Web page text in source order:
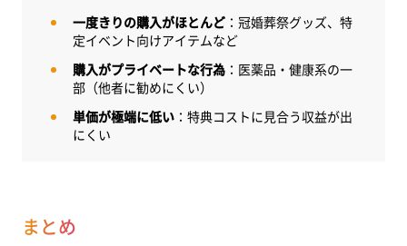
一度きりの購入がほとんど ：冠婚葬祭グッズ、特
定イベント向けアイテムなど
購入がプライベートな行為 ：医薬品・健康系の一
部（他者に勧めにくい）
単価が極端に低い ：特典コストに見合う収益が出
にくい
まとめ